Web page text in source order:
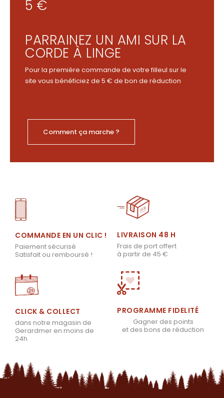
5 €
PARRAINEZ UN AMI SUR LA
CORDE À LINGE
Pour la première commande de votre filleul sur le
site vous bénéficiez de 5 € de bon de réduction
Comment ça marche ?
COMMANDE EN UN CLIC !
Paiement sécurisé
Satisfait ou remboursé !
LIVRAISON 48 H
Frais de port offert
à partir de 45 €
CLICK & COLLECT
dans notre magasin de
Gerardmer en moins de
24h
PROGRAMME FIDELITÉ
Gagner des points
et des bons de réduction